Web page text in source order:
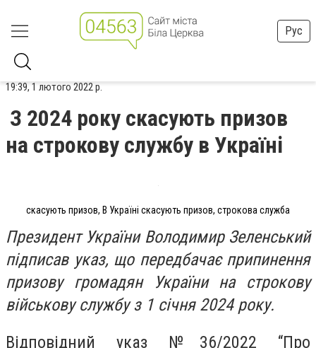
Рус
19:39, 1 лютого 2022 р.
З 2024 року скасують призов
на строкову службу в Україні
скасують призов, В Україні скасують призов, строкова служба
Президент України Володимир Зеленський
підписав указ, що передбачає припинення
призову громадян України на строкову
військову службу з 1 січня 2024 року.
Відповідний указ №36/2022 “Про